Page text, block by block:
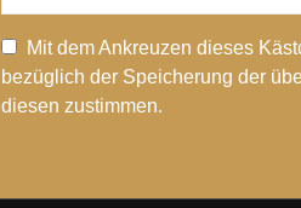
Mit dem Ankreuzen dieses
bezüglich der Speicherung der
diesen zustimmen.